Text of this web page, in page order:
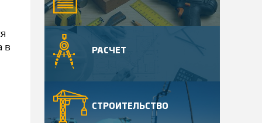
в
РАСЧЕТ
СТРОИТЕЛЬСТВО